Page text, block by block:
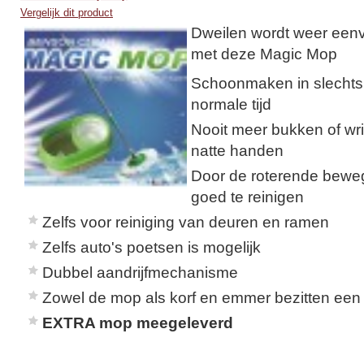
Vergelijk dit product
Dweilen wordt weer
met deze Magic Mop
Schoonmaken in
normale tijd
Nooit meer bukken of
natte handen
Door de roterende
goed te reinigen
Zelfs voor reiniging van deuren en ramen
Zelfs auto's poetsen is mogelijk
Dubbel aandrijfmechanisme
Zowel de mop als korf en emmer bezitten
EXTRA mop meegeleverd